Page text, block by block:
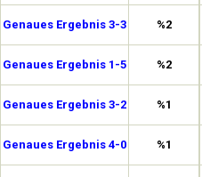
Genaues Ergebnis 3-3 %2
Genaues Ergebnis 1-5 %2
Genaues Ergebnis 3-2 %1
Genaues Ergebnis 4-0 %1